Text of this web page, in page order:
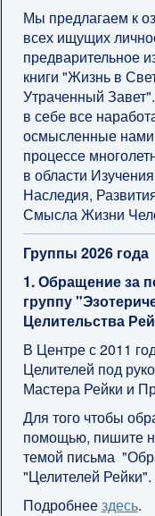
Мы предлагаем к
всех ищущих
предварительное
книги "Жизнь в
Утраченный
в себе все
осмысленные
процессе
в области
Наследия,
Смысла Жизни
Группы 2026 года
1. Обращение за
группу
Целительства
В Центре с 2011
Целителей под
Мастера Рейки и
Для того чтобы
помощью, пишите
темой письма
"Целителей Рейки".
Подробнеездесь.